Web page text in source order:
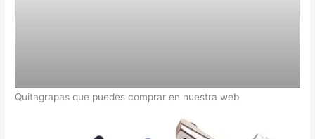
Quitagrapas que puedes comprar en nuestra web